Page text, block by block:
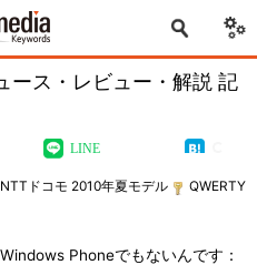
ース・レビュー・解説 記
LINE
NTTドコモ 2010年夏モデル
QWERTY
Phoneでもないんです：